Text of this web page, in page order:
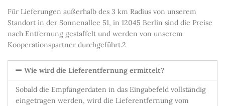
Für Lieferungen außerhalb des 3 km Radius von unserem
Standort in der Sonnenallee 51, in 12045 Berlin sind die Preise
nach Entfernung gestaffelt und werden von unserem
Kooperationspartner durchgeführt.2
Wie wird die Lieferentfernung ermittelt?
Sobald die Empfängerdaten in das Eingabefeld vollständig
eingetragen werden, wird die Lieferentfernung vom